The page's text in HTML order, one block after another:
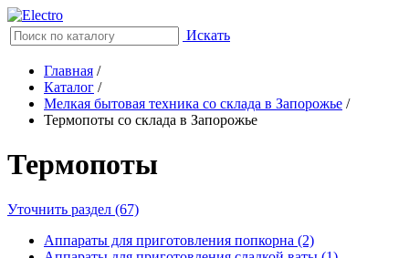
Искать
Главная /
Каталог /
Мелкая бытовая техника со склада в Запорожье /
Термопоты со склада в Запорожье
Термопоты
Уточнить раздел (67)
Аппараты для приготовления попкорна (2)